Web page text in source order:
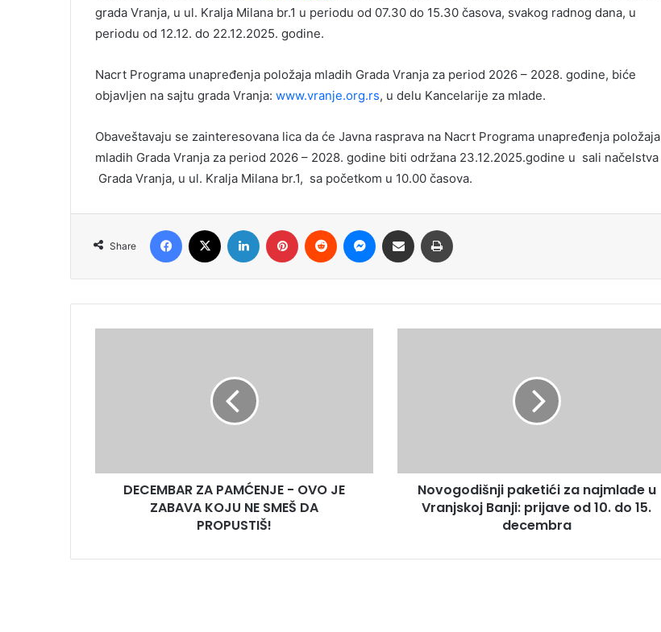
grada Vranja, u ul. Kralja Milana br.1 u periodu od 07.30 do 15.30 časova, svakog radnog dana, u
periodu od 12.12. do 22.12.2025. godine.
Nacrt Programa unapređenja položaja mladih Grada Vranja za period 2026 – 2028. godine, biće
objavljen na sajtu grada Vranja: www.vranje.org.rs, u delu Kancelarije za mlade.
Obaveštavaju se zainteresovana lica da će Javna rasprava na Nacrt Programa unapređenja položaja
mladih Grada Vranja za period 2026 – 2028. godine biti održana 23.12.2025.godine u sali načelstva
Grada Vranja, u ul. Kralja Milana br.1, sa početkom u 10.00 časova.
Share
Facebook LinkedIn Pinterest Reddit Messenger
Share via Email
DECEMBAR ZA PAMĆENJE - OVO JE
ZABAVA KOJU NE SMEŠ DA
PROPUSTIŠ!
Novogodišnji paketići za najmlađe u
Vranjskoj Banji: prijave od 10. do 15.
decembra